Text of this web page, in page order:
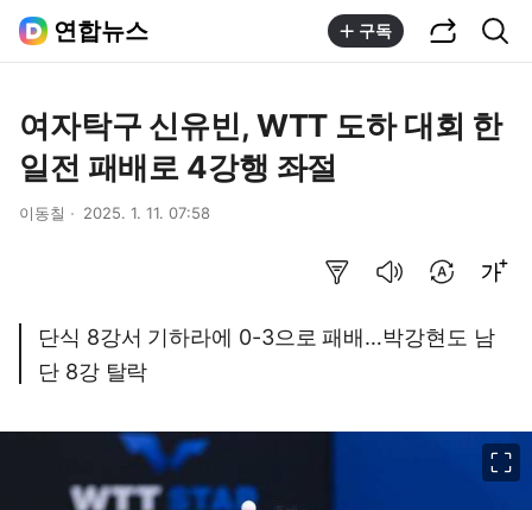
연합뉴스 구독
여자탁구 신유빈, WTT 도하 대회 한
일전 패배로 4강행 좌절
이동칠 2025. 1. 11. 07:58
단식 8강서 기하라에 0-3으로 패배…박강현도 남
단 8강 탈락